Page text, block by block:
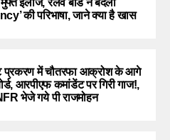
की परिभाषा, जाने क्या है खास
में चौतरफा आक्रोश के आगे
आरपीएफ कमांडेंट पर गिरी गाज!,
भेजे गये पी राजमोहन